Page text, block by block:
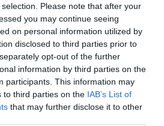
Please note that after your
you may continue seeing
on personal information utilized by
disclosed to third parties prior to
opt-out of the further
information by third parties on the
participants. This information may
to third parties on the IAB’s List of
that may further disclose it to other